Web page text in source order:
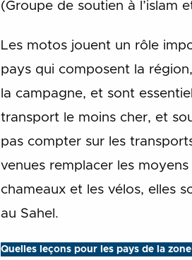
(Groupe de soutien à l’islam
Les motos jouent un rôle
pays qui composent la
la campagne, et sont
transport le moins cher, et
pas compter sur les
venues remplacer les
chameaux et les vélos, elles
au Sahel.
Quelles leçons pour les pays de la zone